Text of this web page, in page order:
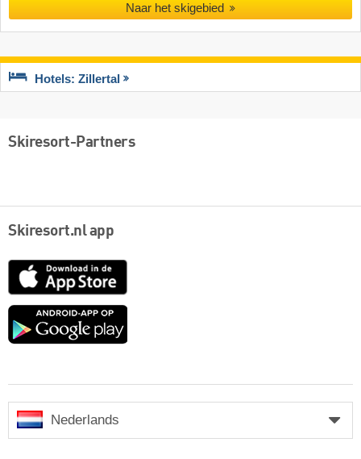
Naar het skigebied
Hotels: Zillertal
Skiresort-Partners
Skiresort.nl app
App
Google
Nederlands